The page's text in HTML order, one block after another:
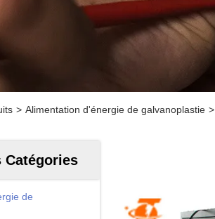
> Alimentation d'énergie de galvanoplastie >
Catégories
de